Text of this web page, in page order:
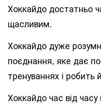
Хоккайдо достатньо
щасливим.
Хоккайдо дуже
поєднання, яке дає
тренуваннях і робить
Хоккайдо час від